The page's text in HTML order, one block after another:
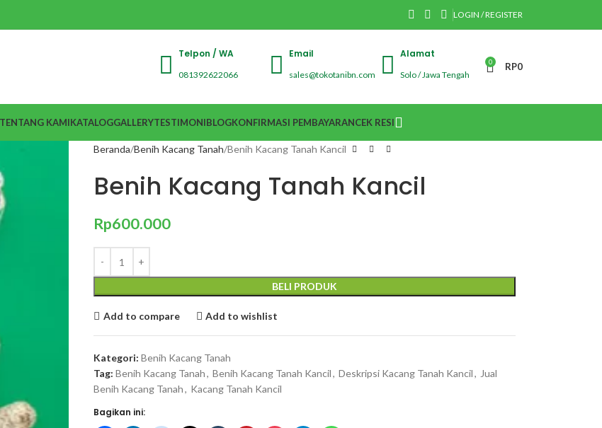
LOGIN / REGISTER
Telpon / WA
081392622066
Email
sales@tokotanibn.com
Alamat
Solo / Jawa Tengah
0 RP0
KAMIKATALOGGALLERYTESTIMONIBLOGKONFIRMASI PEMBAYARANCEK RESI
Beranda Benih Kacang Tanah Benih Kacang Tanah Kancil
Benih Kacang Tanah Kancil
Rp600.000
BELI PRODUK
Add to compare Add to wishlist
Kategori: Benih Kacang Tanah
Tag: Benih Kacang Tanah, Benih Kacang Tanah Kancil, Deskripsi Kacang Tanah Kancil, Jual
Benih Kacang Tanah, Kacang Tanah Kancil
Bagikan ini: